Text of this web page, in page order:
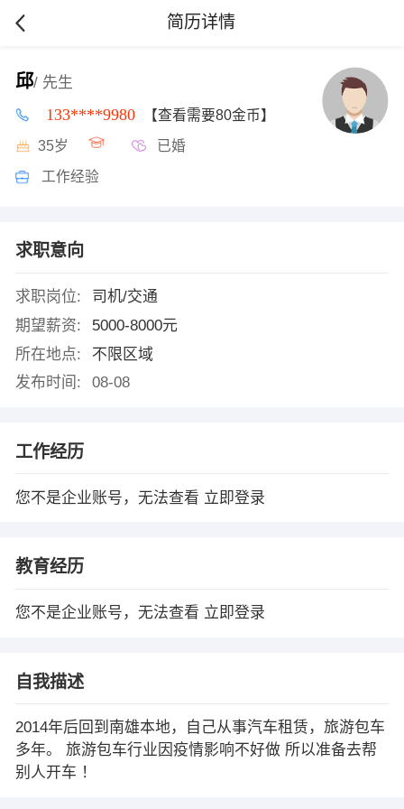
简历详情
邱/ 先生
133****9980 【查看需要80金币】
35岁 已婚
工作经验
求职意向
求职岗位:
司机/交通
期望薪资:
5000-8000元
所在地点:
不限区域
发布时间:
08-08
工作经历
您不是企业账号，无法查看 立即登录
教育经历
您不是企业账号，无法查看 立即登录
自我描述
2014年后回到南雄本地，自己从事汽车租赁，旅游包车
多年。 旅游包车行业因疫情影响不好做 所以准备去帮
别人开车 ！